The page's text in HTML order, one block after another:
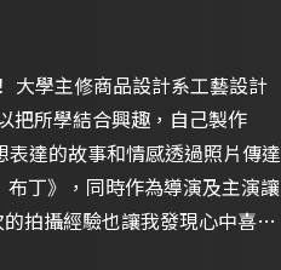
大學主修商品設計系工藝設計
把所學結合興趣，自己製作
達的故事和情感透過照片傳達
丁》，同時作為導演及主演讓
拍攝經驗也讓我發現心中喜愛